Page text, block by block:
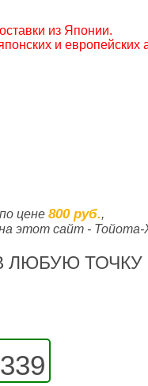
из Японии.
и европейских
цене 800 руб.,
этот сайт - Тойота-
ЛЮБУЮ ТОЧКУ